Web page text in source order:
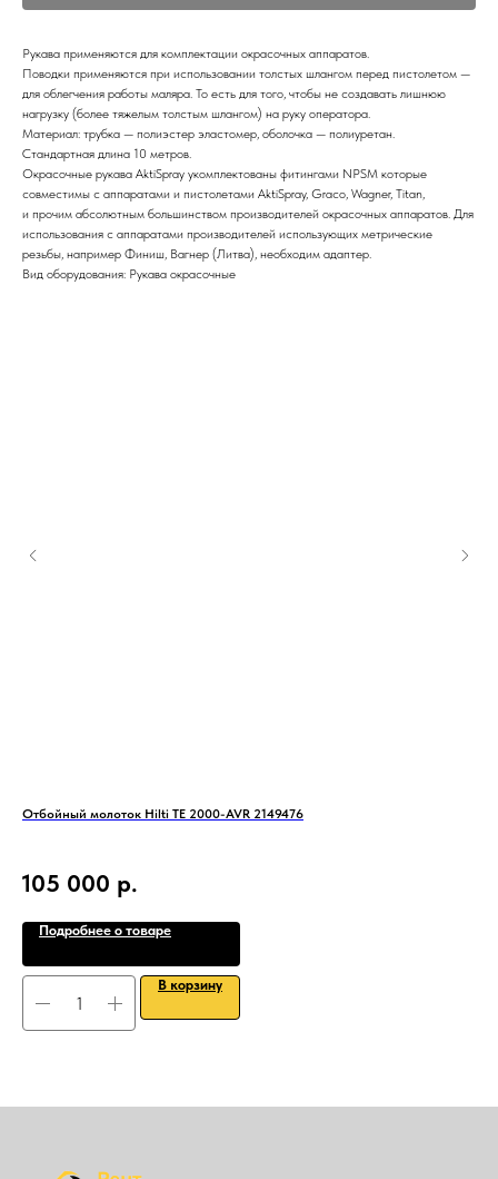
Рукава применяются для комплектации окрасочных аппаратов.
Поводки применяются при использовании толстых шлангом перед пистолетом —
для облегчения работы маляра. То есть для того, чтобы не создавать лишнюю
нагрузку (более тяжелым толстым шлангом) на руку оператора.
Материал: трубка — полиэстер эластомер, оболочка — полиуретан.
Стандартная длина 10 метров.
Окрасочные рукава AktiSpray укомплектованы фитингами NPSM которые
совместимы с аппаратами и пистолетами AktiSpray, Graco, Wagner, Titan,
и прочим абсолютным большинством производителей окрасочных аппаратов. Для
использования с аппаратами производителей использующих метрические
резьбы, например Финиш, Вагнер (Литва), необходим адаптер.
Вид оборудования: Рукава окрасочные
Отбойный молоток Hilti TE 2000-AVR 2149476
105 000 р.
Подробнее о товаре
В корзину